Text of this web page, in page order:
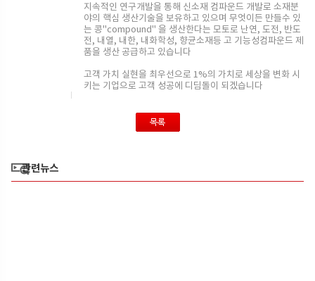
지속적인 연구개발을 통해 신소재 컴파운드 개발로 소재분
야의 핵심 생산기술을 보유하고 있으며 무엇이든 만들수 있
는 콩"compound" 을 생산한다는 모토로 난연, 도전, 반도
전, 내열, 내한, 내화학성, 향균소재등 고 기능성컴파운드 제
품을 생산 공급하고 있습니다
고객 가치 실현을 최우선으로 1%의 가치로 세상을 변화 시
키는 기업으로 고객 성공에 디딤돌이 되겠습니다
관련뉴스